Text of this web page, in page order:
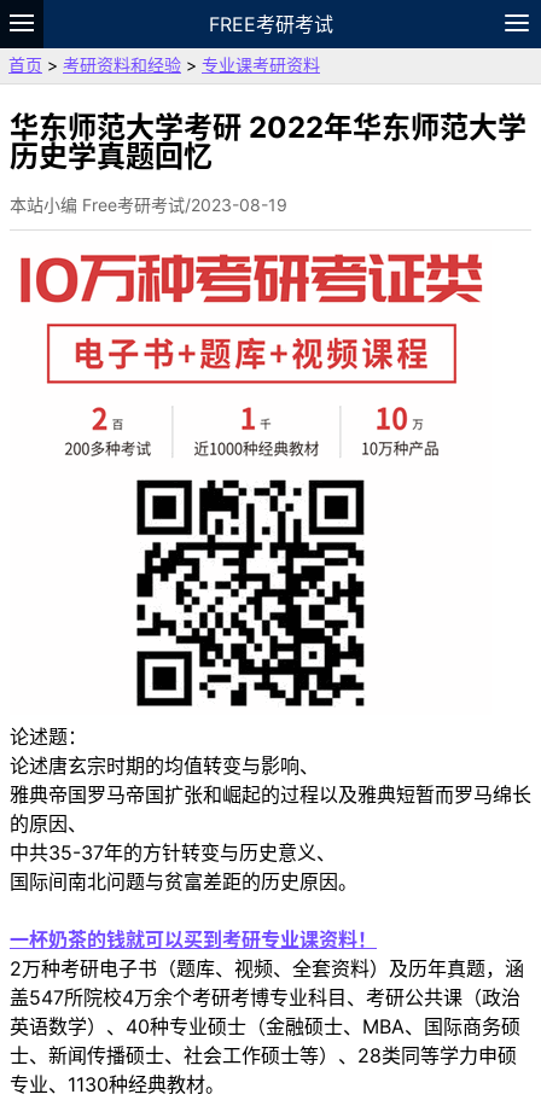
FREE考研考试
题库
故事 专题 APP
VIP
资料
首页 > 考研资料和经验 > 专业课考研资料
华东师范大学考研 2022年华东师范大学
历史学真题回忆
本站小编 Free考研考试/2023-08-19
论述题：
论述唐玄宗时期的均值转变与影响、
雅典帝国罗马帝国扩张和崛起的过程以及雅典短暂而罗马绵长
的原因、
中共35-37年的方针转变与历史意义、
国际间南北问题与贫富差距的历史原因。
一杯奶茶的钱就可以买到考研专业课资料！
2万种考研电子书（题库、视频、全套资料）及历年真题，涵
盖547所院校4万余个考研考博专业科目、考研公共课（政治
英语数学）、40种专业硕士（金融硕士、MBA、国际商务硕
士、新闻传播硕士、社会工作硕士等）、28类同等学力申硕
专业、1130种经典教材。